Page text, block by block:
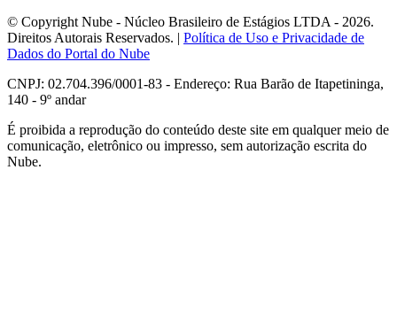
© Copyright Nube - Núcleo Brasileiro de Estágios LTDA - 2026.
Direitos Autorais Reservados. | Política de Uso e Privacidade de
Dados do Portal do Nube
CNPJ: 02.704.396/0001-83 - Endereço: Rua Barão de Itapetininga,
140 - 9º andar
É proibida a reprodução do conteúdo deste site em qualquer meio de
comunicação, eletrônico ou impresso, sem autorização escrita do
Nube.